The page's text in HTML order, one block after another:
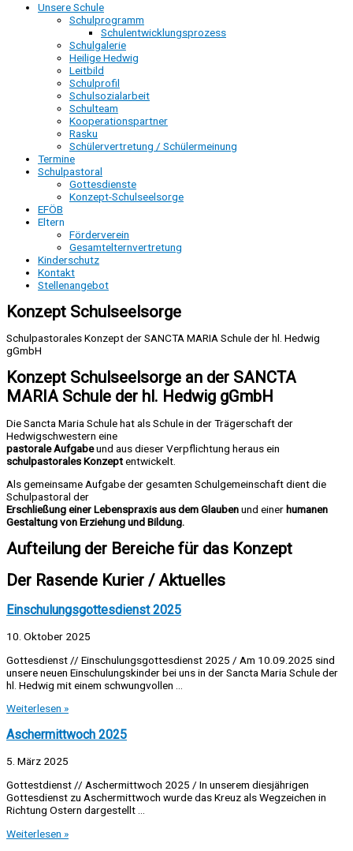
Unsere Schule
Schulprogramm
Schulentwicklungsprozess
Schulgalerie
Heilige Hedwig
Leitbild
Schulprofil
Schulsozialarbeit
Schulteam
Kooperationspartner
Rasku
Schülervertretung / Schülermeinung
Termine
Schulpastoral
Gottesdienste
Konzept-Schulseelsorge
EFÖB
Eltern
Förderverein
Gesamtelternvertretung
Kinderschutz
Kontakt
Stellenangebot
Konzept Schulseelsorge
Schulpastorales Konzept der SANCTA MARIA Schule der hl. Hedwig
gGmbH
Konzept Schulseelsorge an der SANCTA
MARIA Schule der hl. Hedwig gGmbH
Die Sancta Maria Schule hat als Schule in der Trägerschaft der
Hedwigschwestern eine
pastorale Aufgabeund aus dieser Verpflichtung heraus ein
schulpastorales Konzeptentwickelt.
Als gemeinsame Aufgabe der gesamten Schulgemeinschaft dient die
Schulpastoral der
Erschließung einer Lebenspraxis aus dem Glaubenund einer humanen
Gestaltung von Erziehung und Bildung.
Aufteilung der Bereiche für das Konzept
Der Rasende Kurier / Aktuelles
Einschulungsgottesdienst 2025
10. Oktober 2025
Gottesdienst // Einschulungsgottesdienst 2025 / Am 10.09.2025 sind
unsere neuen Einschulungskinder bei uns in der Sancta Maria Schule der
hl. Hedwig mit einem schwungvollen …
Weiterlesen »
Aschermittwoch 2025
5. März 2025
Gottestdienst // Aschermittwoch 2025 / In unserem diesjährigen
Gottesdienst zu Aschermittwoch wurde das Kreuz als Wegzeichen in
Richtung Ostern dargestellt …
Weiterlesen »